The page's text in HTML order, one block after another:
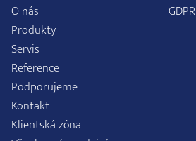
O nás
Produkty
Servis
Reference
Podporujeme
Kontakt
Klientská zóna
GDPR